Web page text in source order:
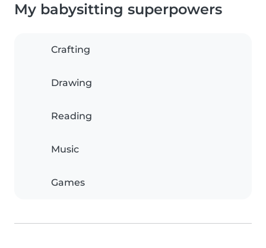
My babysitting superpowers
Crafting
Drawing
Reading
Music
Games